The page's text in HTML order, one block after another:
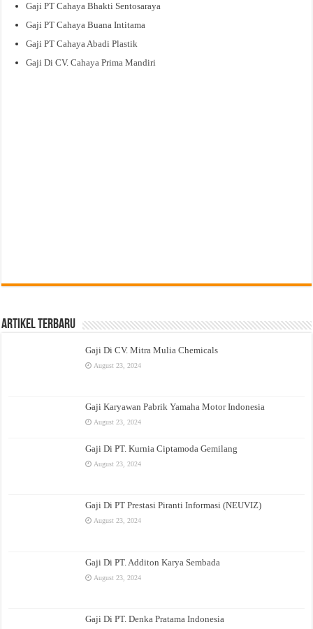
Gaji PT Cahaya Bhakti Sentosaraya
Gaji PT Cahaya Buana Intitama
Gaji PT Cahaya Abadi Plastik
Gaji Di CV. Cahaya Prima Mandiri
Artikel Terbaru
Gaji Di CV. Mitra Mulia Chemicals
August 23, 2024
Gaji Karyawan Pabrik Yamaha Motor Indonesia
August 23, 2024
Gaji Di PT. Kurnia Ciptamoda Gemilang
August 23, 2024
Gaji Di PT Prestasi Piranti Informasi (NEUVIZ)
August 23, 2024
Gaji Di PT. Additon Karya Sembada
August 23, 2024
Gaji Di PT. Denka Pratama Indonesia